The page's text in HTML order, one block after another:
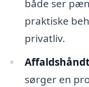
både ser
praktiske
privatliv.
sørger en